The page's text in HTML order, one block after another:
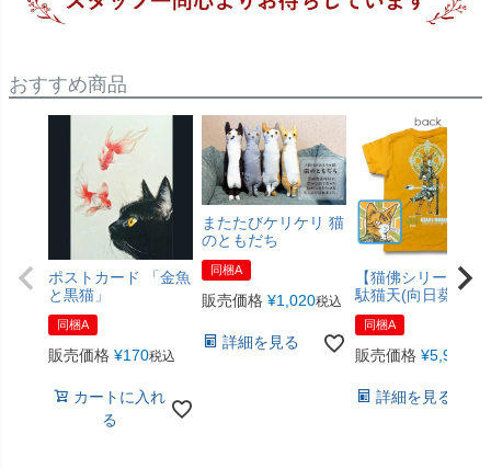
おすすめ商品
ポストカード 「金魚
と黒猫」
同梱A
販売価格 ¥170税込
カートに入れ
る
またたびケリケリ 猫
のともだち
同梱A
販売価格 ¥1,020税込
詳細を見る
【猫佛シリーズ】
駄猫天(向日葵色)
同梱A
販売価格 ¥5,940
詳細を見る